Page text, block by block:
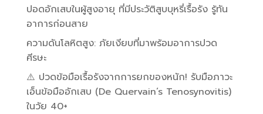
ปอดอักเสบในผู้สูงอายุ ที่มีประวัติสูบบุหรี่เรื้อรัง รู้ทัน
อาการก่อนสาย
ความดันโลหิตสูง: ภัยเงียบที่มาพร้อมอาการปวด
ศีรษะ
⚠️ ปวดข้อมือเรื้อรังจากการยกของหนัก! รับมือภาวะ
เอ็นข้อมืออักเสบ (De Quervain’s Tenosynovitis)
ในวัย 40+